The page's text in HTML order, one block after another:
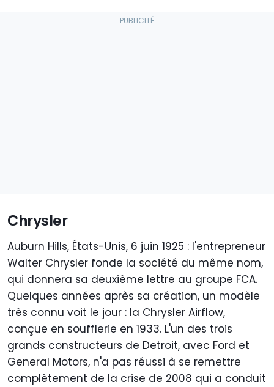
Chrysler
Auburn Hills, États-Unis, 6 juin 1925 : l'entrepreneur
Walter Chrysler fonde la société du même nom,
qui donnera sa deuxième lettre au groupe FCA.
Quelques années après sa création, un modèle
très connu voit le jour : la Chrysler Airflow,
conçue en soufflerie en 1933. L'un des trois
grands constructeurs de Detroit, avec Ford et
General Motors, n'a pas réussi à se remettre
complètement de la crise de 2008 qui a conduit